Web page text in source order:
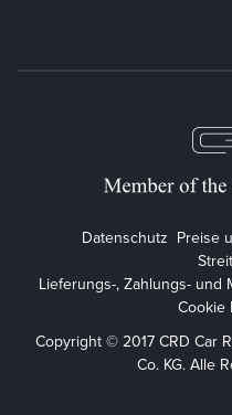
Datenschutz Preise
Lieferungs-, Zahlungs- und
Cookie
Copyright © 2017 CRD Car
Co. KG. Alle